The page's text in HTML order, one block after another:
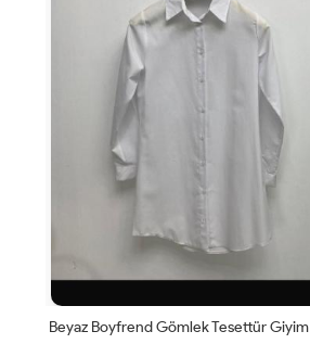
Beyaz Boyfrend Gömlek Tesettür Giyim